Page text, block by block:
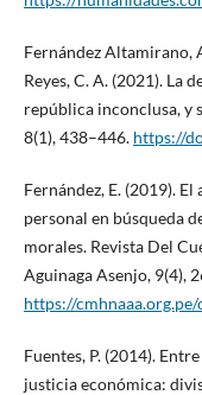
Fernández Altamirano,
Reyes, C. A. (2021). La
república inconclusa, y
8(1), 438–446. https://
Fernández, E. (2019).
personal en búsqueda
morales. Revista Del
Aguinaga Asenjo, 9(4),
https://
Fuentes, P. (2014).
justicia económica: